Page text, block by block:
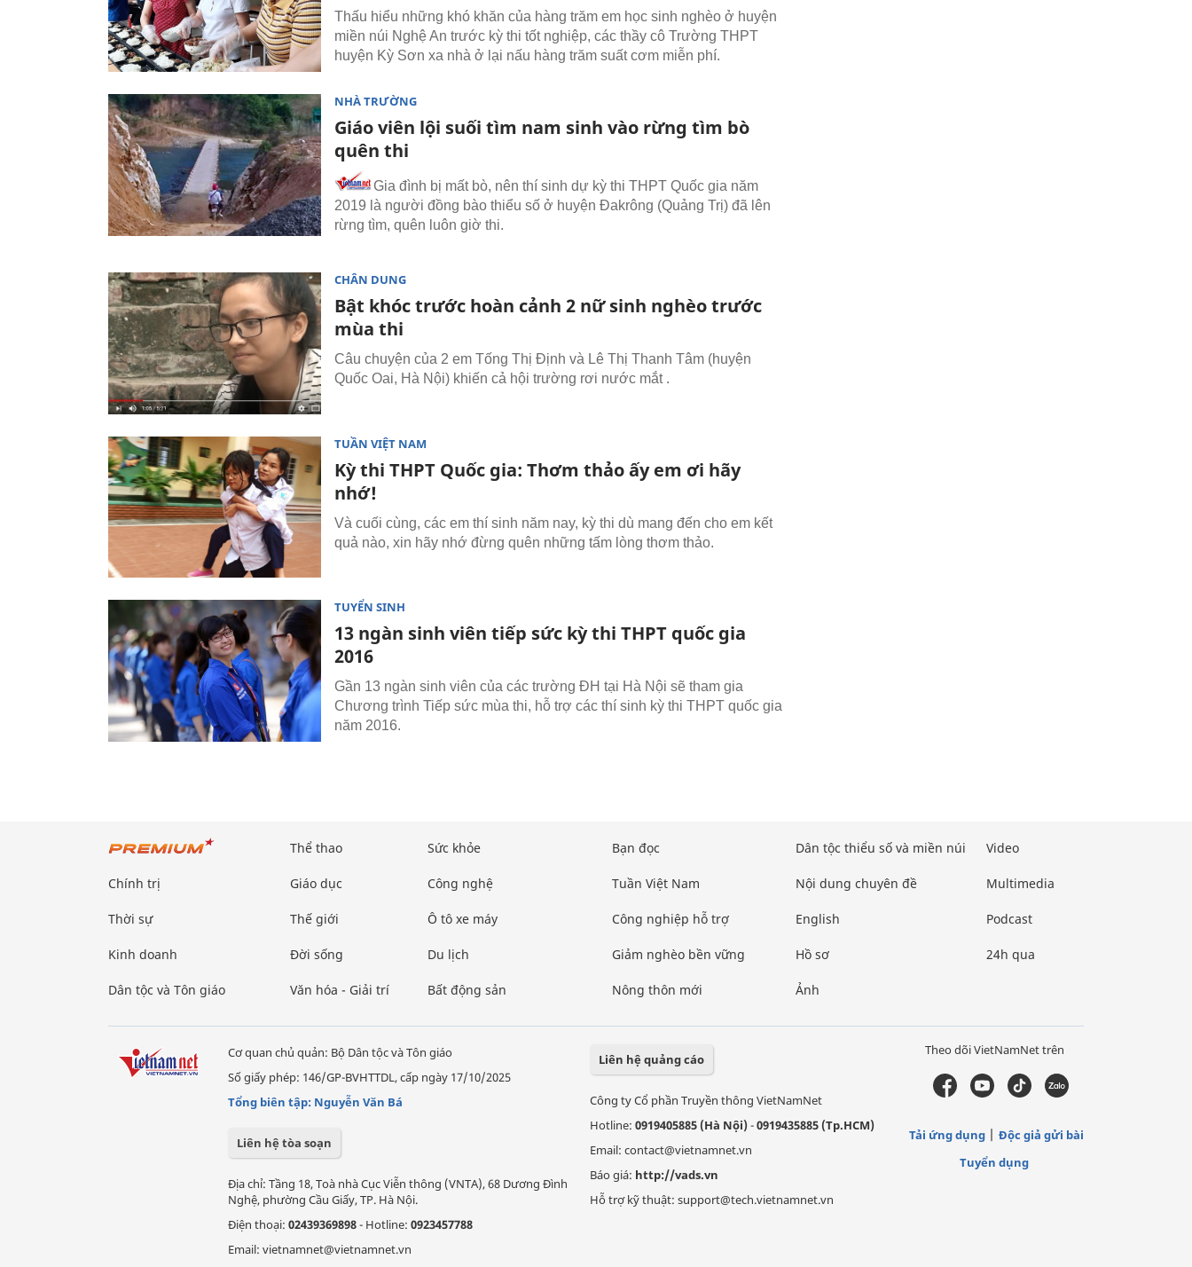
Thấu hiểu những khó khăn của hàng trăm em học sinh nghèo ở huyện
miền núi Nghệ An trước kỳ thi tốt nghiệp, các thầy cô Trường THPT
huyện Kỳ Sơn xa nhà ở lại nấu hàng trăm suất cơm miễn phí.
NHÀ TRƯỜNG
Giáo viên lội suối tìm nam sinh vào rừng tìm bò
quên thi
Gia đình bị mất bò, nên thí sinh dự kỳ thi THPT Quốc gia năm
2019 là người đồng bào thiểu số ở huyện Đakrông (Quảng Trị) đã lên
rừng tìm, quên luôn giờ thi.
CHÂN DUNG
Bật khóc trước hoàn cảnh 2 nữ sinh nghèo trước
mùa thi
Câu chuyện của 2 em Tống Thị Định và Lê Thị Thanh Tâm (huyện
Quốc Oai, Hà Nội) khiến cả hội trường rơi nước mắt .
TUẦN VIỆT NAM
Kỳ thi THPT Quốc gia: Thơm thảo ấy em ơi hãy
nhớ!
Và cuối cùng, các em thí sinh năm nay, kỳ thi dù mang đến cho em kết
quả nào, xin hãy nhớ đừng quên những tấm lòng thơm thảo.
TUYỂN SINH
13 ngàn sinh viên tiếp sức kỳ thi THPT quốc gia
2016
Gần 13 ngàn sinh viên của các trường ĐH tại Hà Nội sẽ tham gia
Chương trình Tiếp sức mùa thi, hỗ trợ các thí sinh kỳ thi THPT quốc gia
năm 2016.
Chính trị
Thời sự
Kinh doanh
Dân tộc và Tôn giáo
Thể thao
Giáo dục
Thế giới
Đời sống
Văn hóa - Giải trí
Sức khỏe
Công nghệ
Ô tô xe máy
Du lịch
Bất động sản
Bạn đọc
Tuần Việt Nam
Công nghiệp hỗ trợ
Giảm nghèo bền vững
Nông thôn mới
Dân tộc thiểu số và miền núi
Nội dung chuyên đề
English
Hồ sơ
Ảnh
Video
Multimedia
Podcast
24h qua
Cơ quan chủ quản: Bộ Dân tộc và Tôn giáo
Số giấy phép: 146/GP-BVHTTDL, cấp ngày 17/10/2025
Tổng biên tập: Nguyễn Văn Bá
Liên hệ tòa soạn
Địa chỉ: Tầng 18, Toà nhà Cục Viễn thông (VNTA), 68 Dương Đình
Nghệ, phường Cầu Giấy, TP. Hà Nội.
Điện thoại: 02439369898- Hotline: 0923457788
Email: vietnamnet@vietnamnet.vn
Liên hệ quảng cáo
Công ty Cổ phần Truyền thông VietNamNet
Hotline: 0919405885 (Hà Nội)-0919435885 (Tp.HCM)
Email: contact@vietnamnet.vn
Báo giá: http://vads.vn
Hỗ trợ kỹ thuật: support@tech.vietnamnet.vn
Theo dõi VietNamNet trên
Tải ứng dụng
Độc giả gửi bài
Tuyển dụng